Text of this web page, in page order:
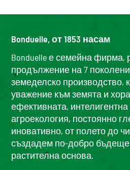
Bonduelle, от 1853 насам
Bonduelle е семейна фирма,
продължение на 7
земеделско производство,
уважение към земята и
ефективната,
агроекология, постоянно
иновативно, от полето до
създадем по-добро бъдеще
растителна основа.